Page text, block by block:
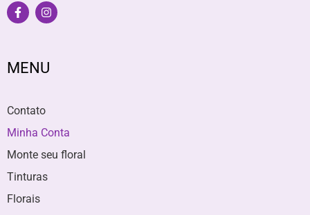
MENU
Contato
Minha Conta
Monte seu floral
Tinturas
Florais